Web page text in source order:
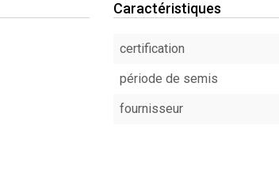
Caractéristiques
certification
période de semis
fournisseur